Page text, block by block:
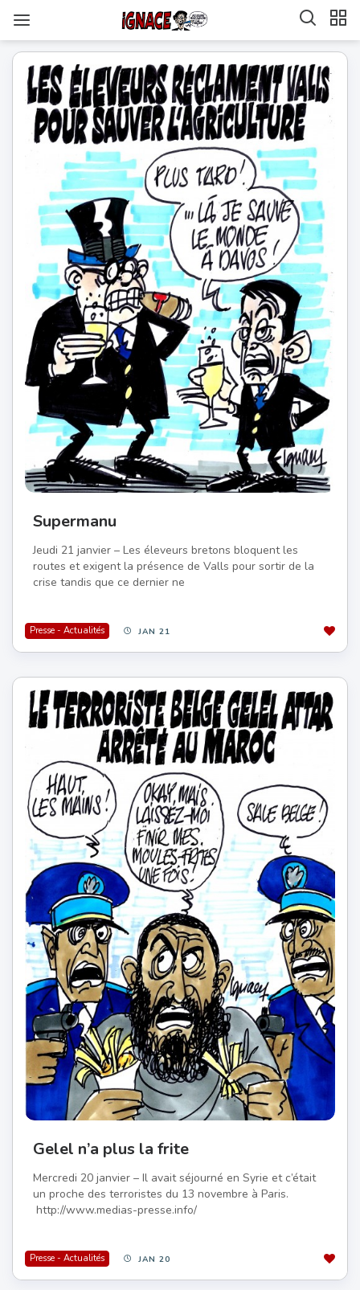
Supermanu
Jeudi 21 janvier – Les éleveurs bretons bloquent les
routes et exigent la présence de Valls pour sortir de la
crise tandis que ce dernier ne
Presse - Actualités JAN 21
Gelel n’a plus la frite
Mercredi 20 janvier – Il avait séjourné en Syrie et c’était
un proche des terroristes du 13 novembre à Paris.
http://www.medias-presse.info/
Presse - Actualités JAN 20